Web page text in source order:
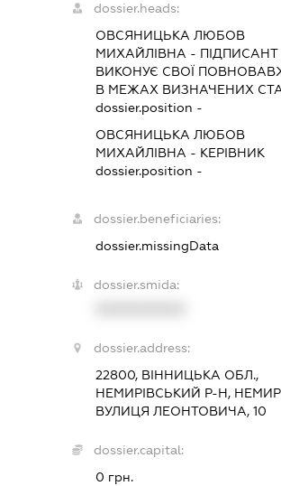
dossier.heads:
ОВСЯНИЦЬКА ЛЮБОВ
МИХАЙЛІВНА - ПІДПИСАНТ
ВИКОНУЄ СВОЇ
В МЕЖАХ ВИЗНАЧЕНИХ
dossier.position -
ОВСЯНИЦЬКА ЛЮБОВ
МИХАЙЛІВНА - КЕРІВНИК
dossier.position -
dossier.beneficiaries:
dossier.missingData
dossier.smida:
dossier.address:
22800, ВІННИЦЬКА ОБЛ.,
НЕМИРІВСЬКИЙ Р-Н,
ВУЛИЦЯ ЛЕОНТОВИЧА, 10
dossier.capital:
0 грн.